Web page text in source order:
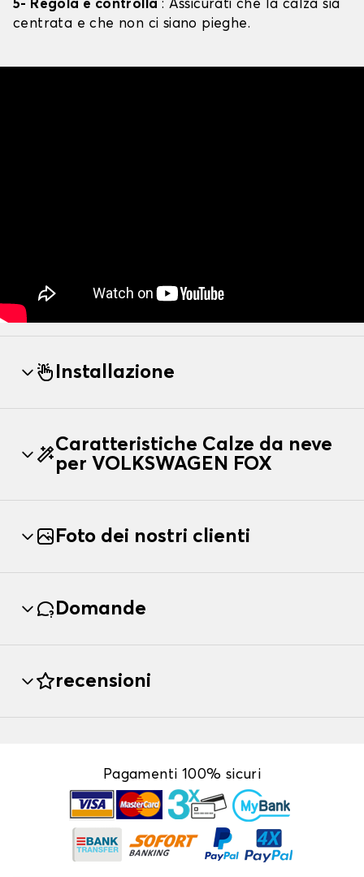
5- Regola e controlla : Assicurati che la calza sia
centrata e che non ci siano pieghe.
Installazione
Caratteristiche Calze da neve
per VOLKSWAGEN FOX
Foto dei nostri clienti
Domande
recensioni
Pagamenti 100% sicuri